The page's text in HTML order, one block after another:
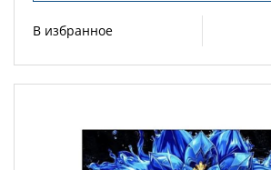
В избранное